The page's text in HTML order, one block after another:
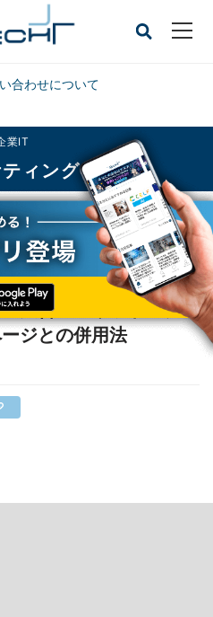
合わせについて
業IT
ィング
・デメリットとFacebookページとの併
広告のメリット・デメ
ジとの併用法